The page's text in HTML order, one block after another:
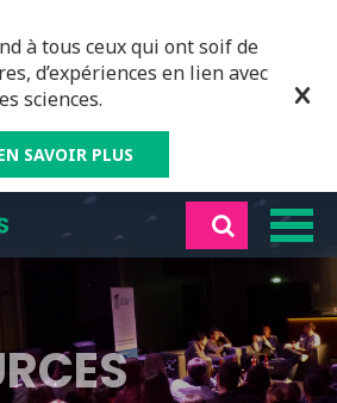
à tous ceux qui ont soif de
d’expériences en lien avec
sciences.
SAVOIR PLUS